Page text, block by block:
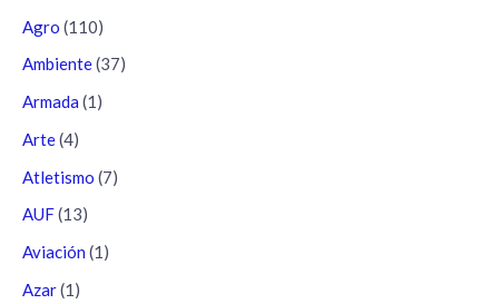
Agro (110)
Ambiente(37)
Armada (1)
Arte(4)
Atletismo (7)
AUF(13)
Aviación (1)
Azar(1)